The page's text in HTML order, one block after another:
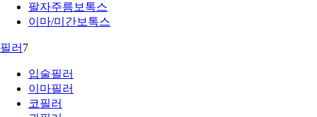
팔자주름보톡스
이마/미간보톡스
필러 7
입술필러
이마필러
코필러